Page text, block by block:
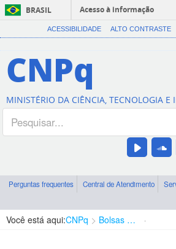
BRASIL
Acesso à informação
ACESSIBILIDADE ALTO CONTRASTE
CNPq
MINISTÉRIO DA CIÊNCIA, TECNOLOGIA E
Perguntas frequentes Central de Atendimento
Você está aqui:CNPq Bolsas e Auxílios Vigentes